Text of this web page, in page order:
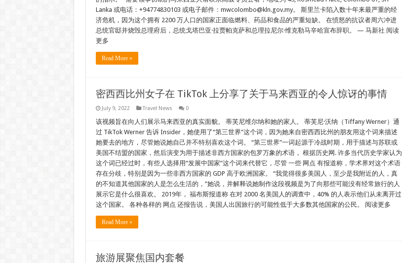
Lanka 或电话：+94774830103 或电子邮件：mwcolombo@kln.gov.my。 斯里兰卡陷入数十年来最严重的经
济危机，因为这个拥有 2200 万人口的国家正面临燃料、药品和食品的严重短缺。 在愤怒的抗议者周六冲进
总统官邸并烧毁总理府后，总统戈塔巴亚·拉贾帕克萨和总理拉尼尔·维克勒马辛哈宣布辞职。 — 马新社 阅读
更多
Read More »
密西西比州女子在 TikTok 上分享了关于马来西亚的令人惊讶的事情
July 9, 2022 Travel News 0
该视频旨在向人们展示马来西亚的真实面貌。 蒂芙尼维尔纳和她的家人。 蒂芙尼·沃纳（Tiffany Werner）通
过 TikTok Werner 告诉 Insider，她使用了“第三世界”这个词，因为她来自密西西比州的朋友用这个词来描述
她要去的地方，尽管她说她自己并不特别喜欢这个词。 “第三世界”一词起源于冷战时期，用于描述与苏联或
美国不结盟的国家，然后演变为用于描述非西方国家的包罗万象的术语， 根据历史网. 许多当代历史学家认为
这个词已经过时，有些人选择用“发展中国家”这个词来代替它，尽管 一些 网点 有报道称，学术界对这个术语
存在分歧，特别是因为一些非西方国家的 GDP 高于欧洲国家。 “我觉得很多美国人，至少是我附近的人，真
的不知道其他国家的人是怎么生活的，”她说，并解释说她制作这段视频是为了向那些可能没有经常旅行的人
展示它是什么很喜欢。 2019年， 福布斯报道称 在对 2000 名美国人的调查中，40% 的人表示他们从未离开过
这个国家。 各种各样的 网点 还报告说，美国人出国旅行的可能性低于大多数其他国家的公民。 阅读更多
Read More »
旅游展聚焦国内套餐